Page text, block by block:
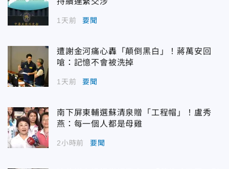
1天前 要聞
遭謝金河痛心轟「顛倒黑白」！蔣萬安回
嗆：記憶不會被洗掉
1天前 要聞
南下屏東輔選蘇清泉贈「工程帽」！盧秀
燕：每一個人都是母雞
2小時前 要聞